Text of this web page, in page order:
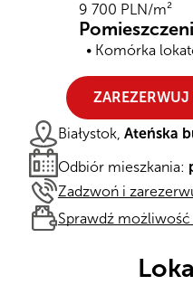
9 700 PLN/m²
Komórka
Białystok, Ateńska
Odbiór mieszkania:
Zadzwoń i
Sprawdź